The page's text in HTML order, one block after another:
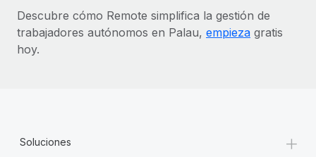
Descubre cómo Remote simplifica la gestión de
trabajadores autónomos en Palau, empieza gratis
hoy.
Soluciones +